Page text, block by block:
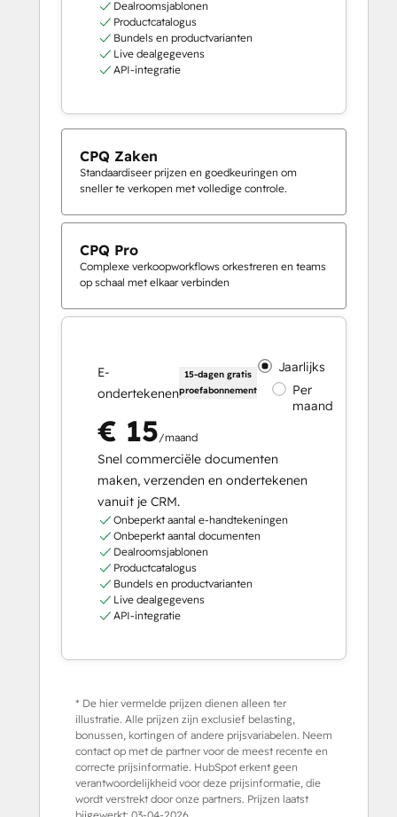
Dealroomsjablonen
Productcatalogus
Bundels en productvarianten
Live dealgegevens
API-integratie
CPQ Zaken
Standaardiseer prijzen en goedkeuringen om
sneller te verkopen met volledige controle.
CPQ Pro
Complexe verkoopworkflows orkestreren en teams
op schaal met elkaar verbinden
E-
ondertekenen
15-dagen gratis
proefabonnement
Jaarlijks
Per
maand
€ 15/maand
Snel commerciële documenten
maken, verzenden en ondertekenen
vanuit je CRM.
Onbeperkt aantal e-handtekeningen
Onbeperkt aantal documenten
Dealroomsjablonen
Productcatalogus
Bundels en productvarianten
Live dealgegevens
API-integratie
* De hier vermelde prijzen dienen alleen ter
illustratie. Alle prijzen zijn exclusief belasting,
bonussen, kortingen of andere prijsvariabelen. Neem
contact op met de partner voor de meest recente en
correcte prijsinformatie. HubSpot erkent geen
verantwoordelijkheid voor deze prijsinformatie, die
wordt verstrekt door onze partners. Prijzen laatst